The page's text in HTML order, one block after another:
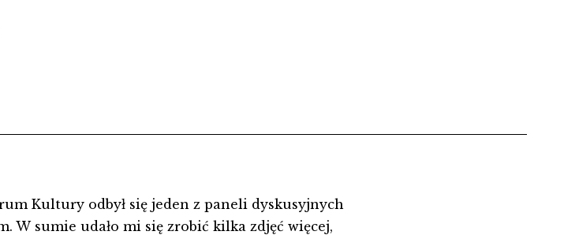
Kultury odbył się jeden z paneli dyskusyjnych
W sumie udało mi się zrobić kilka zdjęć więcej,